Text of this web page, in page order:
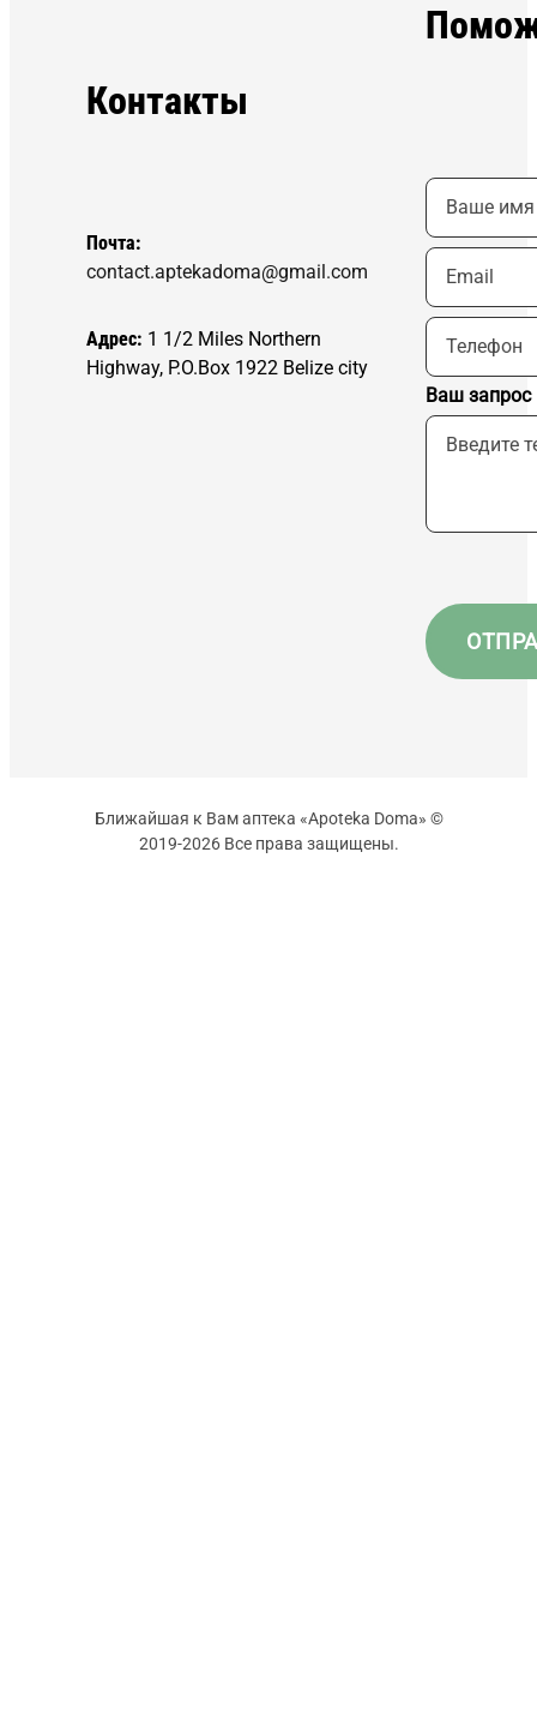
Контакты
Почта:
contact.aptekadoma@gmail.com
Адрес: 1 1/2 Miles Northern
Highway, P.O.Box 1922 Belize city
Ваш запрос
Ближайшая к Вам аптека «Apoteka Doma» ©
2019-2026 Все права защищены.